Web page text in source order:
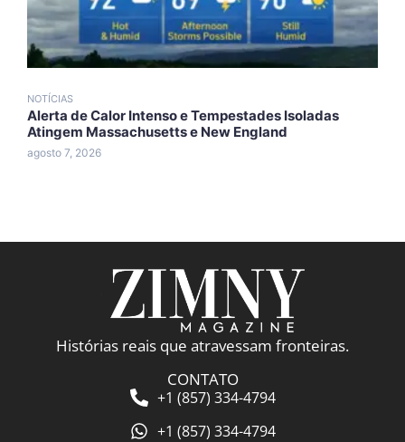
NOTÍCIAS
Alerta de Calor Intenso e Tempestades Isoladas
Atingem Massachusetts e New England
agosto 7, 2026
Histórias reais que atravessam fronteiras.
CONTATO
+1 (857) 334-4794
+1 (857) 334-4794